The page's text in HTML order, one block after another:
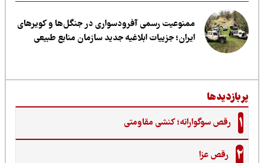
ممنوعیت رسمی آفرودسواری در جنگل‌ها و کویرهای
ایران؛ جزییات ابلاغیه جدید سازمان منابع طبیعی
رقص سوگوارانه؛ کنشی مقاومتی
رقص عزا